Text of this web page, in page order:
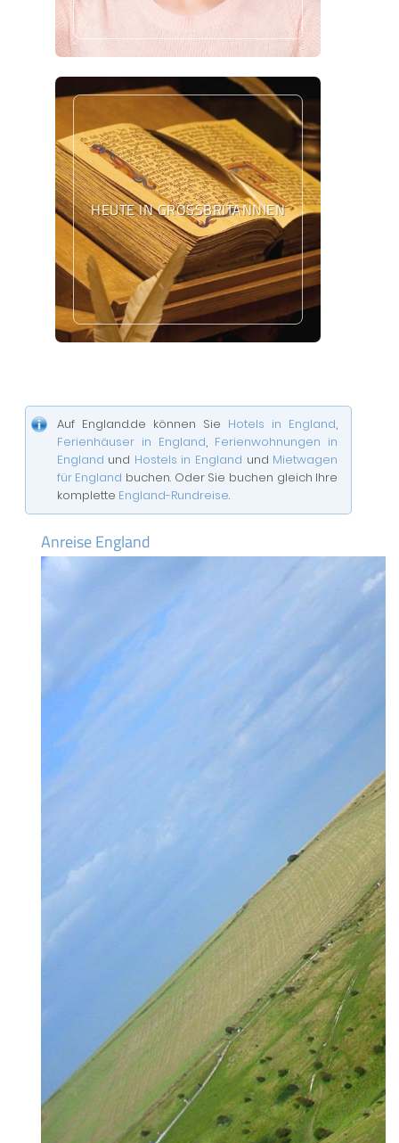
HEUTE IN GROSSBRITANNIEN
Auf England.de können Sie Hotels in England,
Ferienhäuser in England, Ferienwohnungen in
England und Hostels in England und Mietwagen
für England buchen. Oder Sie buchen gleich Ihre
komplette England-Rundreise.
Anreise England